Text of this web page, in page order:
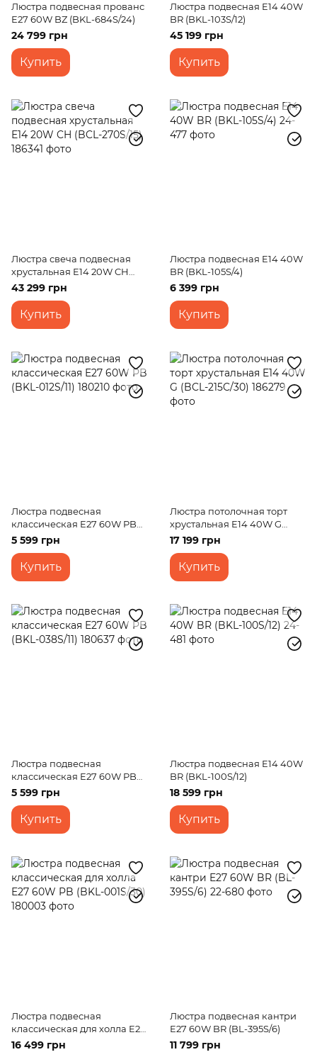
Люстра подвесная прованс
E27 60W BZ (BKL-684S/24)
24 799 грн
Купить
Люстра подвесная E14 40W
BR (BKL-103S/12)
45 199 грн
Купить
Люстра свеча подвесная
хрустальная E14 20W CH
(BCL-270S/15)
43 299 грн
Купить
Люстра подвесная E14 40W
BR (BKL-105S/4)
6 399 грн
Купить
Люстра подвесная
классическая E27 60W PB
(BKL-012S/11)
5 599 грн
Купить
Люстра потолочная торт
хрустальная E14 40W G
(BCL-215C/30)
17 199 грн
Купить
Люстра подвесная
классическая E27 60W PB
(BKL-038S/11)
5 599 грн
Купить
Люстра подвесная E14 40W
BR (BKL-100S/12)
18 599 грн
Купить
Люстра подвесная
классическая для холла E27
60W PB (BKL-001S/30)
16 499 грн
Люстра подвесная кантри
E27 60W BR (BL-395S/6)
11 799 грн